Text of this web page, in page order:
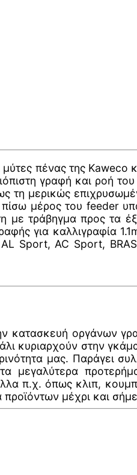
πένας της Kaweco
γραφή και ροή
τη μερικώς
μέρος του feeder
με τράβηγμα προς τα
για καλλιγραφία
Sport, AC Sport,
κατασκευή οργάνων
κυριαρχούν στην
μας. Παράγει
π.χ. όπως κλιπ,
μέχρι και